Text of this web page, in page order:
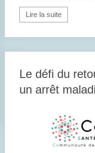
Lire la suite
Le défi du
un arrêt